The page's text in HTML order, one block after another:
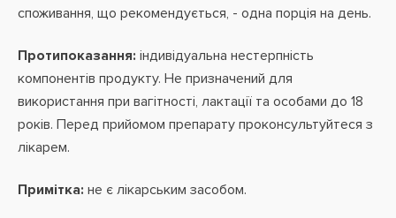
споживання, що рекомендується, - одна порція на день.
Протипоказання: індивідуальна нестерпність
компонентів продукту. Не призначений для
використання при вагітності, лактації та особами до 18
років. Перед прийомом препарату проконсультуйтеся з
лікарем.
Примітка: не є лікарським засобом.